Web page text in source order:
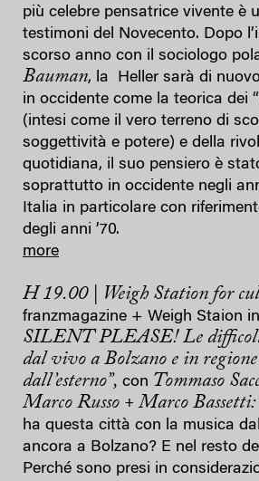
più celebre pensatrice vivente è
testimoni del Novecento. Dopo
scorso anno con il sociologo
Bauman, la Heller sarà di
in occidente come la teorica dei
(intesi come il vero terreno di
soggettività e potere) e della
quotidiana, il suo pensiero è
soprattutto in occidente negli
Italia in particolare con
degli anni ’70.
more
H 19.00 | Weigh Station for
franzmagazine + Weigh Staion
SILENT PLEASE!Le
dal vivo a Bolzano e in
dall’esterno”, con Tommaso
Marco Russo + Marco Bassetti:
ha questa città con la musica
ancora a Bolzano? E nel resto
Perché sono presi in